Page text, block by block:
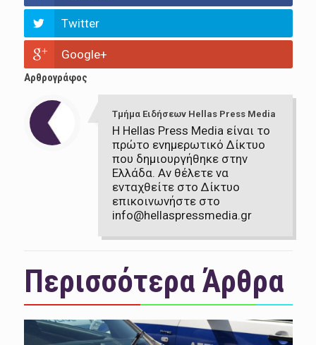
Twitter
Google+
Αρθρογράφος
Τμήμα Ειδήσεων Hellas Press Media
Η Hellas Press Media είναι το
πρώτο ενημερωτικό Δίκτυο
που δημιουργήθηκε στην
Ελλάδα. Αν θέλετε να
ενταχθείτε στο Δίκτυο
επικοινωνήστε στο
info@hellaspressmedia.gr
Περισσότερα Άρθρα